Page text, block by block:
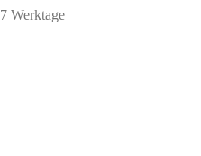
7 Werktage